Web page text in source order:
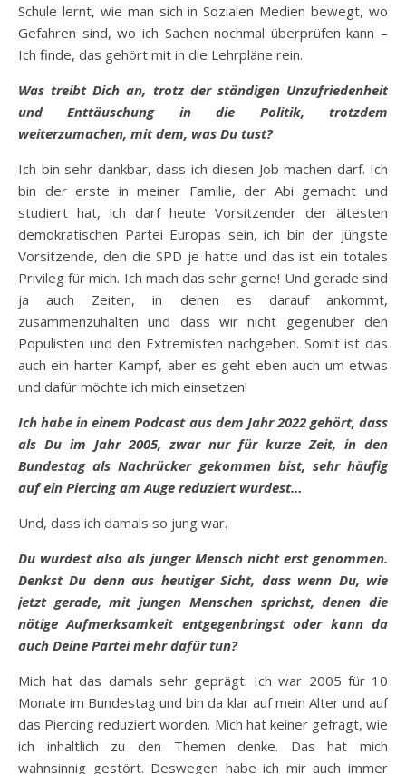
Schule lernt, wie man sich in Sozialen Medien bewegt, wo
Gefahren sind, wo ich Sachen nochmal überprüfen kann –
Ich finde, das gehört mit in die Lehrpläne rein.
Was treibt Dich an, trotz der ständigen Unzufriedenheit
und Enttäuschung in die Politik, trotzdem
weiterzumachen, mit dem, was Du tust?
Ich bin sehr dankbar, dass ich diesen Job machen darf. Ich
bin der erste in meiner Familie, der Abi gemacht und
studiert hat, ich darf heute Vorsitzender der ältesten
demokratischen Partei Europas sein, ich bin der jüngste
Vorsitzende, den die SPD je hatte und das ist ein totales
Privileg für mich. Ich mach das sehr gerne! Und gerade sind
ja auch Zeiten, in denen es darauf ankommt,
zusammenzuhalten und dass wir nicht gegenüber den
Populisten und den Extremisten nachgeben. Somit ist das
auch ein harter Kampf, aber es geht eben auch um etwas
und dafür möchte ich mich einsetzen!
Ich habe in einem Podcast aus dem Jahr 2022 gehört, dass
als Du im Jahr 2005, zwar nur für kurze Zeit, in den
Bundestag als Nachrücker gekommen bist, sehr häufig
auf ein Piercing am Auge reduziert wurdest…
Und, dass ich damals so jung war.
Du wurdest also als junger Mensch nicht erst genommen.
Denkst Du denn aus heutiger Sicht, dass wenn Du, wie
jetzt gerade, mit jungen Menschen sprichst, denen die
nötige Aufmerksamkeit entgegenbringst oder kann da
auch Deine Partei mehr dafür tun?
Mich hat das damals sehr geprägt. Ich war 2005 für 10
Monate im Bundestag und bin da klar auf mein Alter und auf
das Piercing reduziert worden. Mich hat keiner gefragt, wie
ich inhaltlich zu den Themen denke. Das hat mich
wahnsinnig gestört. Deswegen habe ich mir auch immer